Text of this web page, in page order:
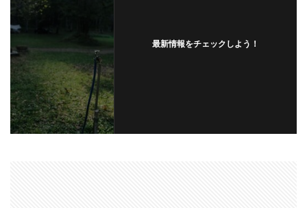
最新情報をチェックしよう！